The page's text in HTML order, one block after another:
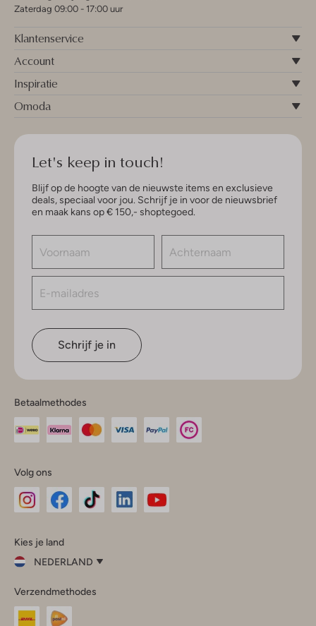
Zaterdag 09:00 - 17:00 uur
Klantenservice
Account
Inspiratie
Omoda
Let's keep in touch!
Blijf op de hoogte van de nieuwste items en exclusieve
deals, speciaal voor jou. Schrijf je in voor de nieuwsbrief
en maak kans op € 150,- shoptegoed.
Schrijf je in
Betaalmethodes
Volg ons
InstagramFacebook
Kies je land
NEDERLAND
je
land
Verzendmethodes